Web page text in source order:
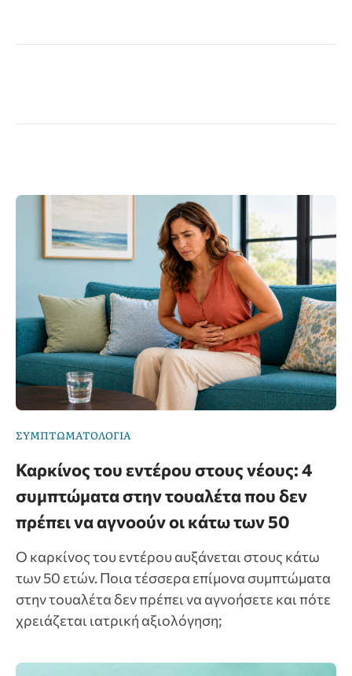
ΣΥΜΠΤΩΜΑΤΟΛΟΓΙΑ
Καρκίνος του εντέρου στους νέους: 4
συμπτώματα στην τουαλέτα που δεν
πρέπει να αγνοούν οι κάτω των 50
Ο καρκίνος του εντέρου αυξάνεται στους κάτω
των 50 ετών. Ποια τέσσερα επίμονα συμπτώματα
στην τουαλέτα δεν πρέπει να αγνοήσετε και πότε
χρειάζεται ιατρική αξιολόγηση;